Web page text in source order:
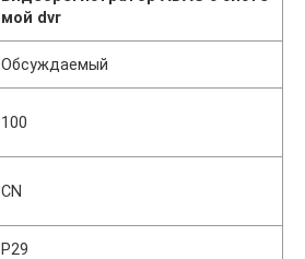
мой dvr
Обсуждаемый
100
CN
Р29